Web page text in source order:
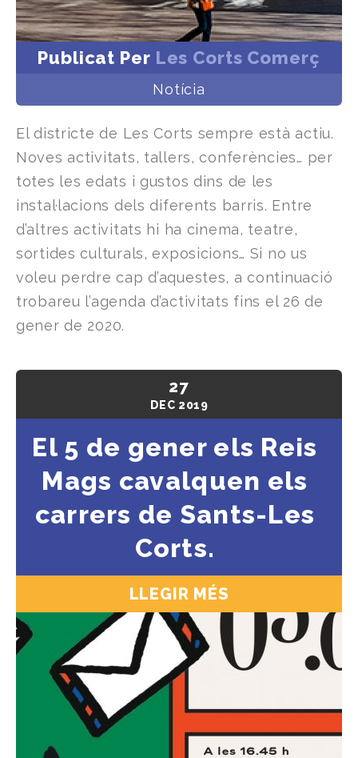
Publicat Per Les Corts Comerç
Notícia
El districte de Les Corts sempre està actiu.
Noves activitats, tallers, conferències… per
totes les edats i gustos dins de les
instal·lacions dels diferents barris. Entre
d’altres activitats hi ha cinema, teatre,
sortides culturals, exposicions… Si no us
voleu perdre cap d’aquestes, a continuació
trobareu l’agenda d’activitats fins el 26 de
gener de 2020.
27
DEC 2019
El 5 de gener els Reis
Mags cavalquen els
carrers de Sants-Les
Corts.
LLEGIR MÉS